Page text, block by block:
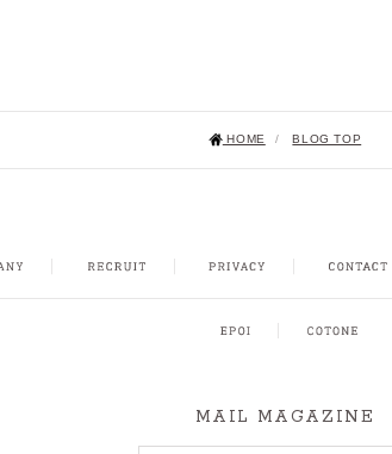
HOME / BLOG TOP
INSTAGRAM
MAIL MAGAZINE